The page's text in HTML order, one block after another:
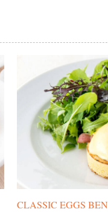
CLASSIC EGGS